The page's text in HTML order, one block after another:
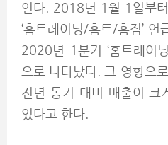
인다. 2018년 1월 1일부
‘홈트레이닝/홈트/홈짐’ 언
2020년 1분기 ‘홈트레이
으로 나타났다. 그 영향으
전년 동기 대비 매출이 크
있다고 한다.